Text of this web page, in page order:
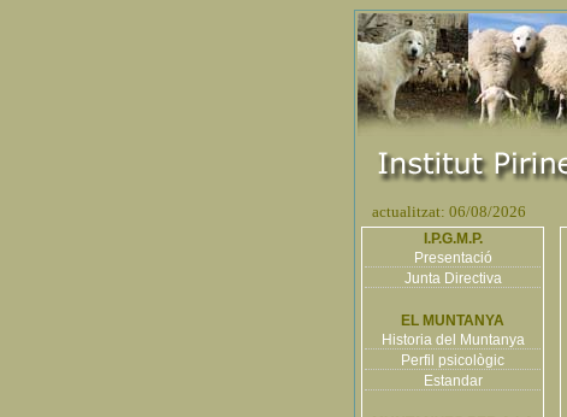
actualitzat: 06/08/2026
I.P.G.M.P.
Presentació
Junta Directiva
EL MUNTANYA
Historia del Muntanya
Perfil psicològic
Estandar